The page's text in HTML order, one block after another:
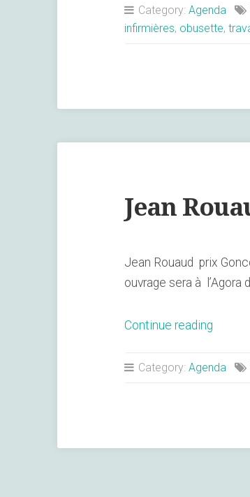
leurs
14/18
Category: Agenda
infirmières, obusette,
Jean
Jean Rouaud prix
ouvrage sera à l’Agora
Continue reading
à
Category: Agenda